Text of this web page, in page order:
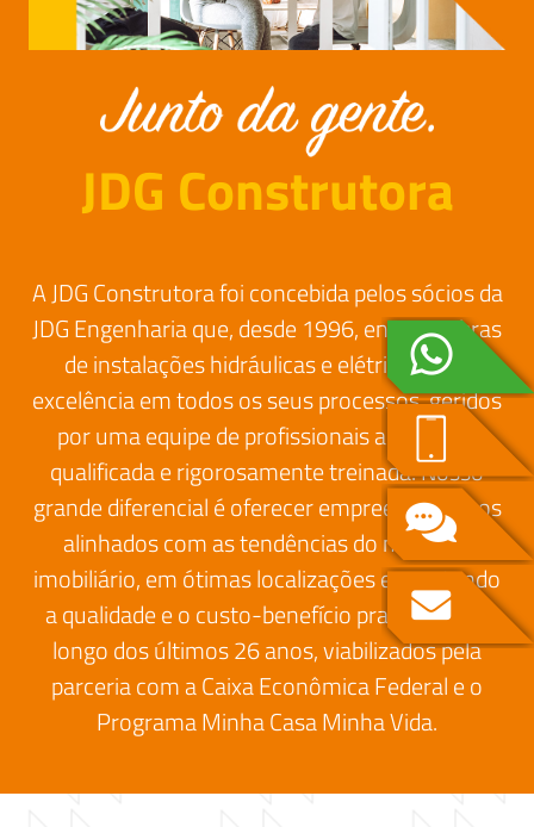
JDG Construtora
A JDG Construtora foi concebida pelos sócios da
JDG Engenharia que, desde 1996, entrega obras
de instalações hidráulicas e elétricas com
excelência em todos os seus processos, geridos
por uma equipe de profissionais altamente
qualificada e rigorosamente treinada. Nosso
grande diferencial é oferecer empreendimentos
alinhados com as tendências do mercado
imobiliário, em ótimas localizações e mantendo
a qualidade e o custo-benefício praticados ao
longo dos últimos 26 anos, viabilizados pela
parceria com a Caixa Econômica Federal e o
Programa Minha Casa Minha Vida.